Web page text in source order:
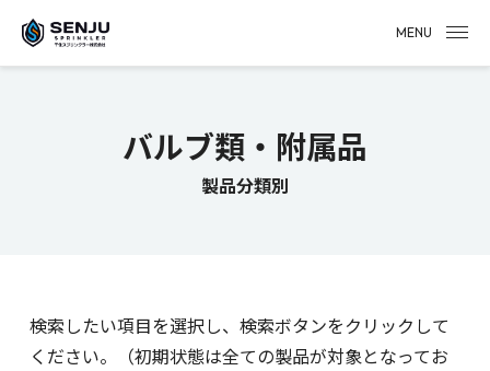
MENU
バルブ類・附属品
製品分類別
検索したい項目を選択し、検索ボタンをクリックして
ください。（初期状態は全ての製品が対象となってお